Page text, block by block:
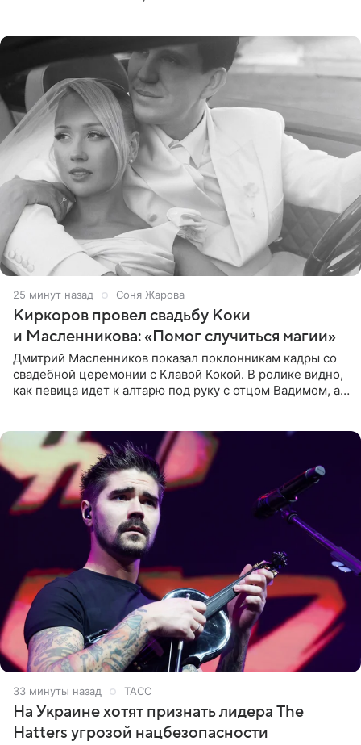
25 минут назад Соня Жарова
Киркоров провел свадьбу Коки
и Масленникова: «Помог случиться магии»
Дмитрий Масленников показал поклонникам кадры со
свадебной церемонии с Клавой Кокой. В ролике видно,
как певица идет к алтарю под руку с отцом Вадимом, а у
33 минуты назад ТАСС
На Украине хотят признать лидера The
Hatters угрозой нацбезопасности